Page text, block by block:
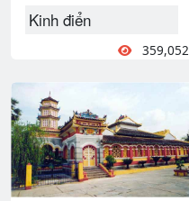
Kinh điển
359,052